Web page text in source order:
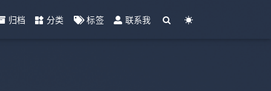
归档 分类 标签 联系我